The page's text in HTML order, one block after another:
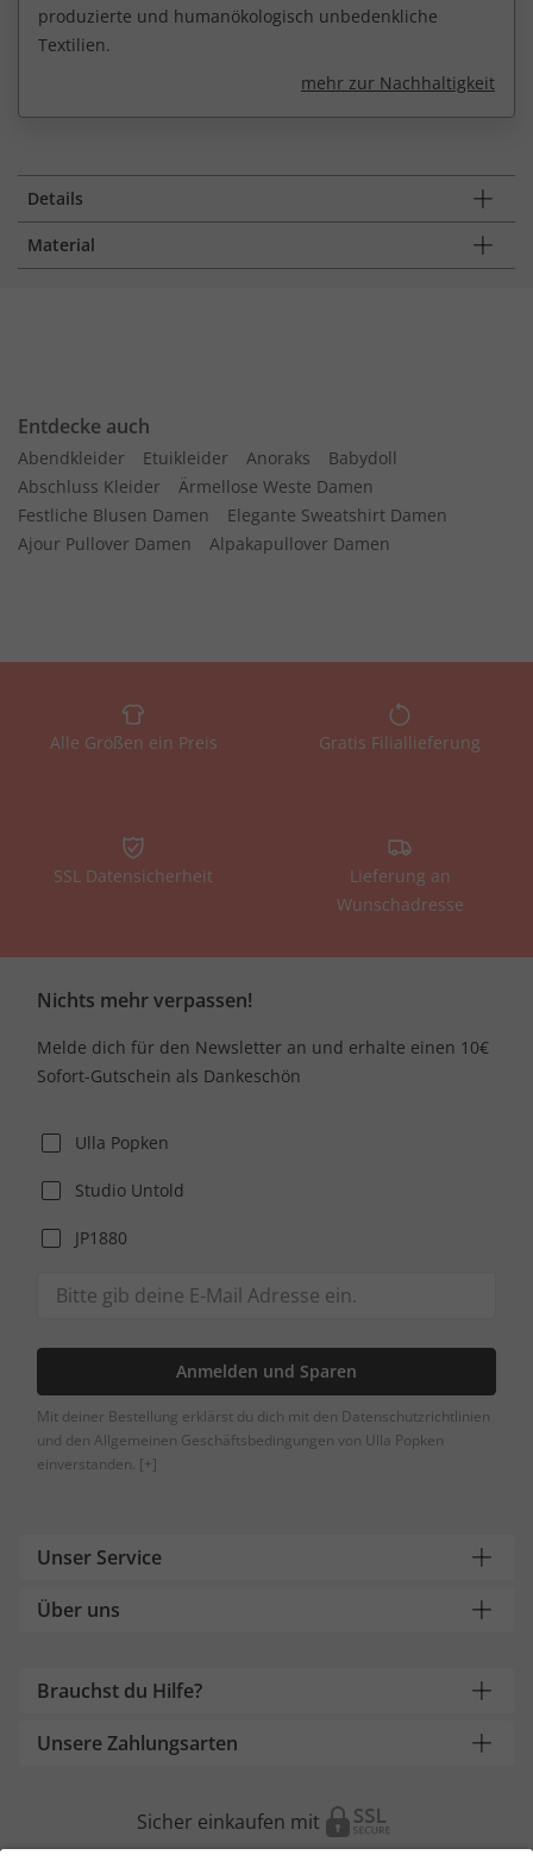
produzierte und humanökologisch unbedenkliche
Textilien.
mehr zur Nachhaltigkeit
Details
Material
Entdecke auch
Abendkleider Etuikleider Anoraks
Babydoll
Abschluss Kleider
Ärmellose Weste Damen
Festliche Blusen Damen
Elegante Sweatshirt Damen
Ajour Pullover Damen
Alpakapullover Damen
Alle Größen ein Preis Gratis Filiallieferung
SSL Datensicherheit
Lieferung an
Wunschadresse
Nichts mehr verpassen!
Melde dich für den Newsletter an und erhalte einen 10€
Sofort-Gutschein als Dankeschön
Ulla Popken
Studio Untold
JP1880
Anmelden und Sparen
Mit deiner Bestellung erklärst du dich mit den Datenschutzrichtlinien
und den Allgemeinen Geschäftsbedingungen von Ulla Popken
einverstanden. [+]
Unser Service
Über uns
Brauchst du Hilfe?
Unsere Zahlungsarten
Sicher einkaufen mit